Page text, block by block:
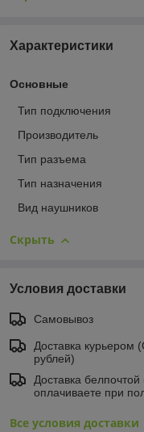
Характеристики
Основные
Тип подключения
Производитель
Тип разъема
Тип назначения
Вид наушников
Скрыть
Условия доставки
Самовывоз
Доставка курьером
рублей)
Доставка
оплачиваете при
Все условия доставки